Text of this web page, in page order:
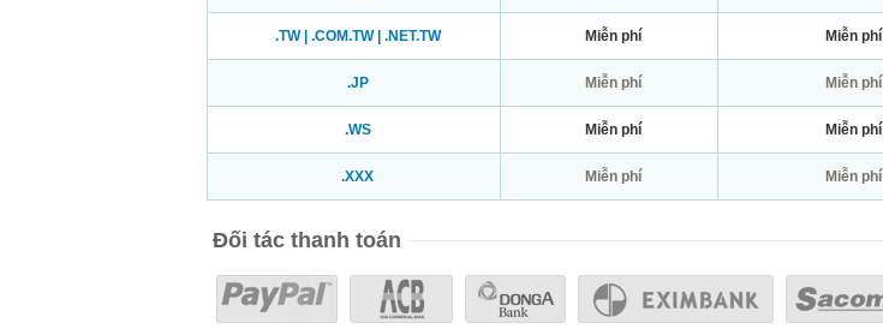
.TW | .COM.TW | .NET.TW Miễn phí Miễn phí
.JP Miễn phí Miễn phí
.WS Miễn phí Miễn phí
.XXX Miễn phí Miễn phí
Đối tác thanh toán